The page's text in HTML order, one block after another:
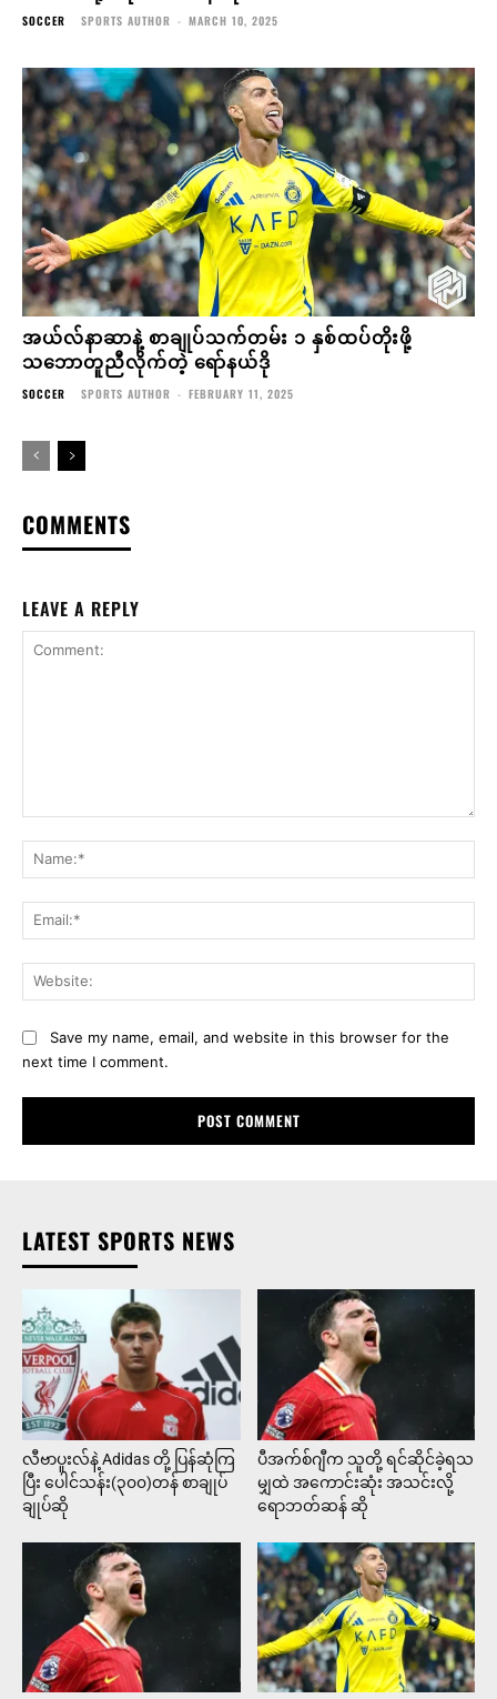
SOCCER SPORTS AUTHOR - MARCH 10, 2025
အယ်လ်နာဆာနဲ့ စာချုပ်သက်တမ်း ၁ နှစ်ထပ်တိုးဖို့
သဘောတူညီလိုက်တဲ့ ရော်နယ်ဒို
SOCCER SPORTS AUTHOR - FEBRUARY 11, 2025
COMMENTS
LEAVE A REPLY
Save my name, email, and website in this browser for the
next time I comment.
LATEST SPORTS NEWS
လီဗာပူးလ်နဲ့ Adidas တို့ ပြန်ဆုံကြ
ပြီး ပေါင်သန်း(၃၀၀)တန် စာချုပ်
ချုပ်ဆို
ပီအက်စ်ဂျီက သူတို့ ရင်ဆိုင်ခဲ့ရသ
မျှထဲ အကောင်းဆုံး အသင်းလို့
ရောဘတ်ဆန် ဆို